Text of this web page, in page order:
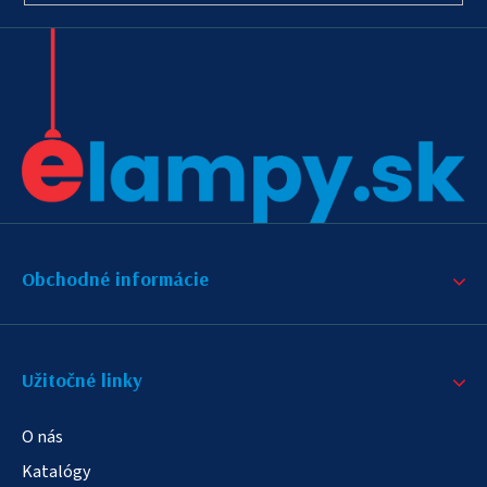
Obchodné informácie
Užitočné linky
O nás
Katalógy